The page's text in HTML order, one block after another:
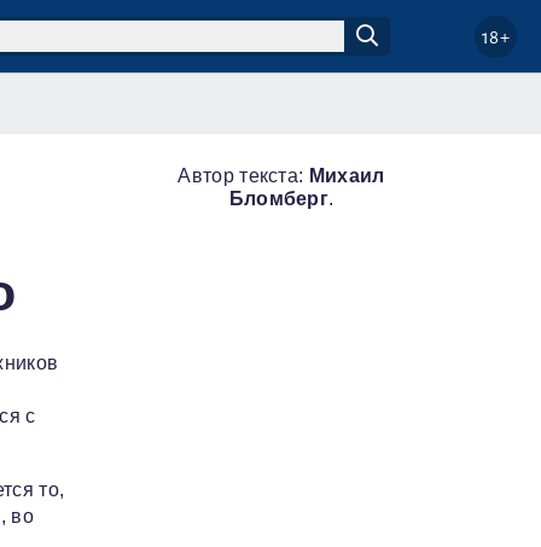
18+
с
то,
во
Автор текста: Михаил
Бломберг.